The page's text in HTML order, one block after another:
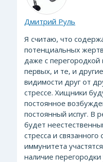
Дмитрий Руль
Я считаю, что
потенциальных
даже с
первых, и те, и
видимости друг от
стрессе. Хищники
постоянное
постоянный испуг. В
будет
стресса и
иммунитета
наличие